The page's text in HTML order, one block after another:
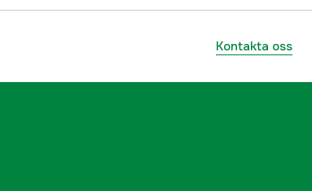
Kontakta oss